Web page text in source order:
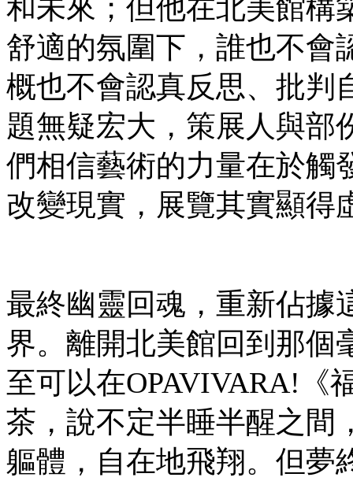
和未來；但他在北美館構
舒適的氛圍下，誰也不會
概也不會認真反思、批判
題無疑宏大，策展人與部
們相信藝術的力量在於觸
改變現實，展覽其實顯得
最終幽靈回魂，重新佔據
界。離開北美館回到那個
至可以在OPAVIVARA!《
茶，說不定半睡半醒之間
軀體，自在地飛翔。但夢